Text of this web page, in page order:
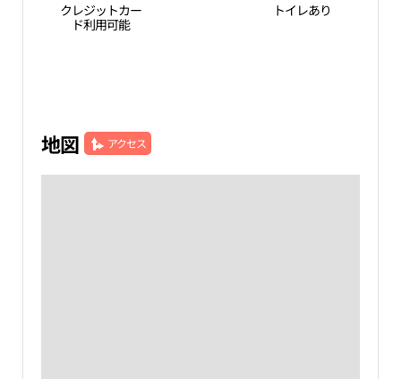
クレジットカー
ド利用可能
トイレあり
地図 アクセス